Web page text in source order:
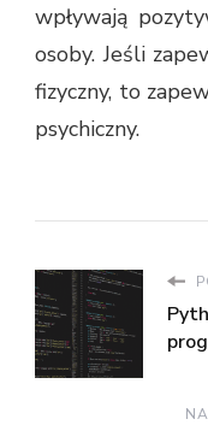
wpływają
osoby. Jeśli
fizyczny, to
psychiczny.